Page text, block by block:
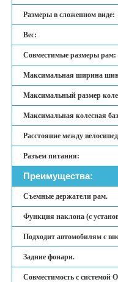
Размеры в сложенном виде:
Вес:
Совместимые размеры рам:
Максимальная ширина
Максимальный размер
Максимальная колесная
Расстояние между
Разъем питания:
Преимущества:
Съемные держатели рам.
Функция наклона (с
Подходит автомобилям с
Задние фонари.
Совместимость с системой